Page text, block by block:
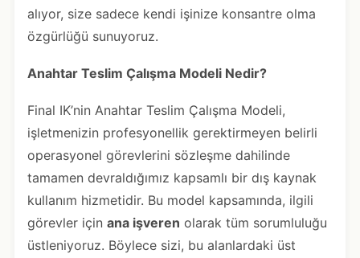
alıyor, size sadece kendi işinize konsantre olma
özgürlüğü sunuyoruz.
Anahtar Teslim Çalışma Modeli Nedir?
Final IK’nin Anahtar Teslim Çalışma Modeli,
işletmenizin profesyonellik gerektirmeyen belirli
operasyonel görevlerini sözleşme dahilinde
tamamen devraldığımız kapsamlı bir dış kaynak
kullanım hizmetidir. Bu model kapsamında, ilgili
görevler için ana işveren olarak tüm sorumluluğu
üstleniyoruz. Böylece sizi, bu alanlardaki üst